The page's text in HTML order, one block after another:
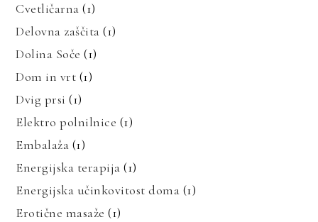
Cvetličarna (1)
Delovna zaščita (1)
Dolina Soče (1)
Dom in vrt (1)
Dvig prsi (1)
Elektro polnilnice (1)
Embalaža (1)
Energijska terapija (1)
Energijska učinkovitost doma (1)
Erotične masaže (1)